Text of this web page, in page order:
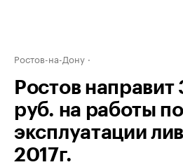
Ростов-на-Дону
Ростов направит
руб. на работы по
эксплуатации
2017г.